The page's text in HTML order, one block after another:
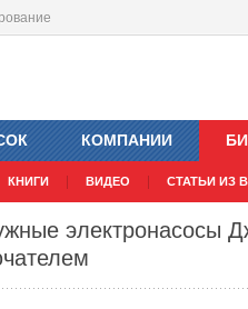
КОМПАНИИ
КНИГИ ВИДЕО СТАТЬИ ИЗ
электронасосы